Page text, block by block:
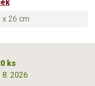
x 26 cm
ks
8. 2026